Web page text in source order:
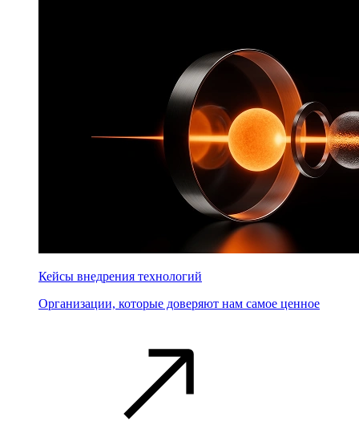
Кейсы внедрения технологий
Организации, которые доверяют нам самое ценное